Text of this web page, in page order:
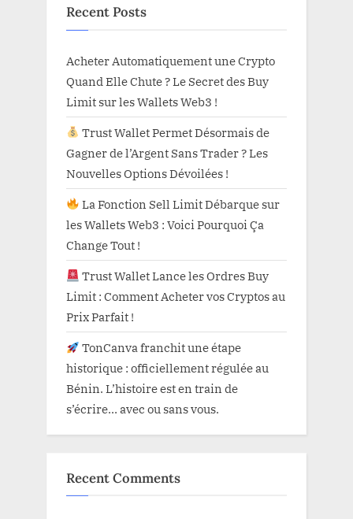
Recent Posts
Acheter Automatiquement une Crypto
Quand Elle Chute ? Le Secret des Buy
Limit sur les Wallets Web3 !
Trust Wallet Permet Désormais de
Gagner de l’Argent Sans Trader ? Les
Nouvelles Options Dévoilées !
La Fonction Sell Limit Débarque sur
les Wallets Web3 : Voici Pourquoi Ça
Change Tout !
Trust Wallet Lance les Ordres Buy
Limit : Comment Acheter vos Cryptos au
Prix Parfait !
TonCanva franchit une étape
historique : officiellement régulée au
Bénin. L’histoire est en train de
s’écrire… avec ou sans vous.
Recent Comments